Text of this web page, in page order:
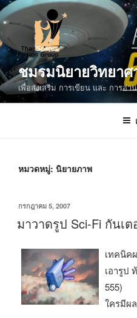
ข้าม
ไป
ยัง
บทความ
ชมรมนิยายวิทยาศ
เพื่อส่งเสริม การเขียน และ การอ่
หมวดหมู่: นิยายภาพ
เขียน
ที่
กรกฎาคม 5, 2007
มาวาดรูป Sci-Fi กันเต
เทคนิค
เอารูป
555)
ใครมีผ